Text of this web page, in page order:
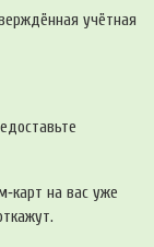
учётная
на вас уже